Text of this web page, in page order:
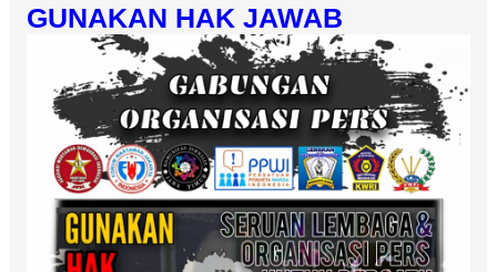
GUNAKAN HAK JAWAB